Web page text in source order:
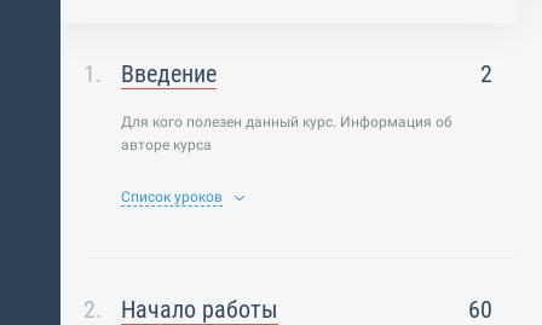
Введение 2
Для кого полезен данный курс. Информация об
авторе курса
Список уроков
Начало работы 60